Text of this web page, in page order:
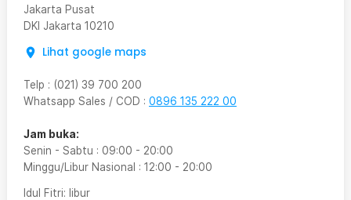
Jakarta Pusat
DKI Jakarta 10210
Lihat google maps
Telp : (021) 39 700 200
Whatsapp Sales / COD : 0896 135 222 00
Jam buka:
Senin - Sabtu : 09:00 - 20:00
Minggu/Libur Nasional : 12:00 - 20:00
Idul Fitri: libur